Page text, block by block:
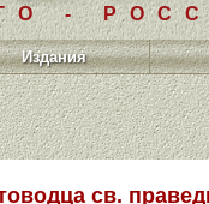
-
Издания
св.